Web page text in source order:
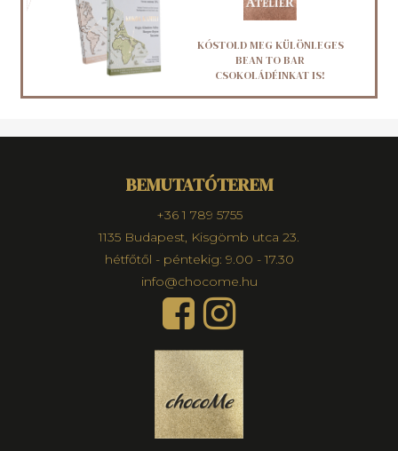
KÓSTOLD MEG KÜLÖNLEGES
BEAN TO BAR
CSOKOLÁDÉINKAT IS!
BEMUTATÓTEREM
+36 1 789 5755
1135 Budapest, Kisgömb utca 23.
hétfőtől - péntekig: 9.00 - 17.30
info@chocome.hu